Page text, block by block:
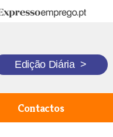
Emprego
Edição Diária >
Contactos